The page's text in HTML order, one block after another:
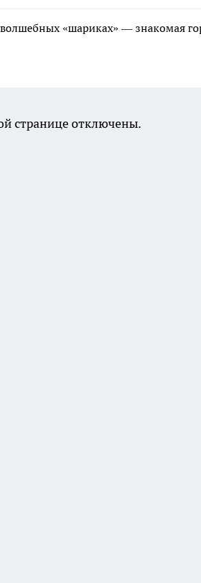
волшебных «шариках» — знакомая
странице отключены.